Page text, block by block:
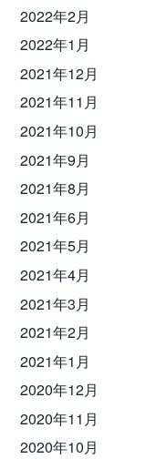
2022年2月
2022年1月
2021年12月
2021年11月
2021年10月
2021年9月
2021年8月
2021年6月
2021年5月
2021年4月
2021年3月
2021年2月
2021年1月
2020年12月
2020年11月
2020年10月